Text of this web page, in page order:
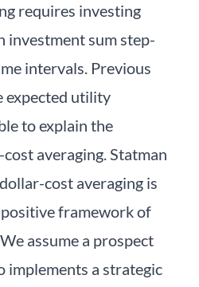
requires investing
investment sum step-
intervals. Previous
expected utility
to explain the
averaging. Statman
cost averaging is
framework of
assume a prospect
implements a strategic